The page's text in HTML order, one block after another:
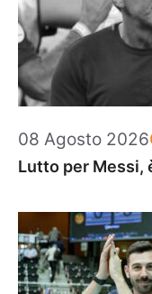
08 Agosto 2026
Lutto per Messi,